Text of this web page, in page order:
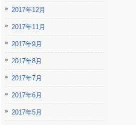
2017年12月
2017年11月
2017年9月
2017年8月
2017年7月
2017年6月
2017年5月